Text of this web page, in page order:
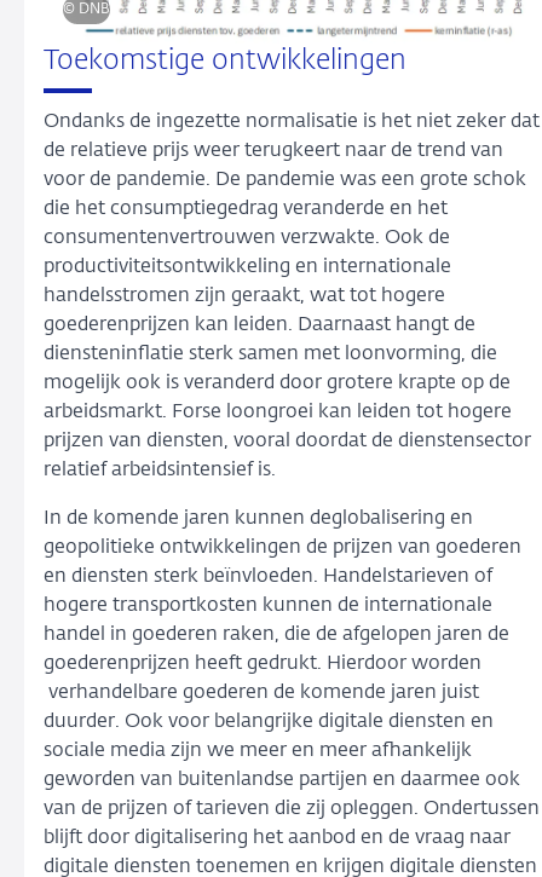
© DNB
Toekomstige ontwikkelingen
Ondanks de ingezette normalisatie is het niet zeker dat
de relatieve prijs weer terugkeert naar de trend van
voor de pandemie. De pandemie was een grote schok
die het consumptiegedrag veranderde en het
consumentenvertrouwen verzwakte. Ook de
productiviteitsontwikkeling en internationale
handelsstromen zijn geraakt, wat tot hogere
goederenprijzen kan leiden. Daarnaast hangt de
diensteninflatie sterk samen met loonvorming, die
mogelijk ook is veranderd door grotere krapte op de
arbeidsmarkt. Forse loongroei kan leiden tot hogere
prijzen van diensten, vooral doordat de dienstensector
relatief arbeidsintensief is.
In de komende jaren kunnen deglobalisering en
geopolitieke ontwikkelingen de prijzen van goederen
en diensten sterk beïnvloeden. Handelstarieven of
hogere transportkosten kunnen de internationale
handel in goederen raken, die de afgelopen jaren de
goederenprijzen heeft gedrukt. Hierdoor worden
verhandelbare goederen de komende jaren juist
duurder. Ook voor belangrijke digitale diensten en
sociale media zijn we meer en meer afhankelijk
geworden van buitenlandse partijen en daarmee ook
van de prijzen of tarieven die zij opleggen. Ondertussen
blijft door digitalisering het aanbod en de vraag naar
digitale diensten toenemen en krijgen digitale diensten